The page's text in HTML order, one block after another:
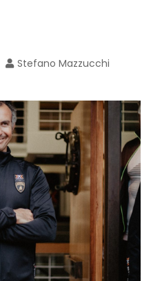
Stefano Mazzucchi